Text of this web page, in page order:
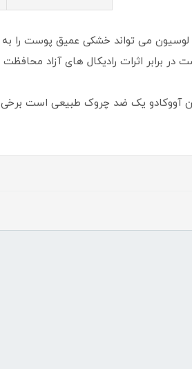
در برابر اثرات رادیکال های آزاد
آووکادو یک ضد چروک طبیعی است برخی